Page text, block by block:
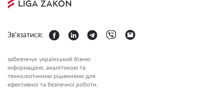
Зв'язатися:
забезпечує український бізнес
інформацією, аналітикою та
технологічними рішеннями для
ефективної та безпечної роботи.